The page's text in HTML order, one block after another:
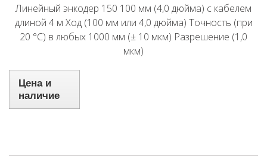
Линейный энкодер 150 100 мм (4,0 дюйма) с кабелем
длиной 4 м Ход (100 мм или 4,0 дюйма) Точность (при
20 °C) в любых 1000 мм (± 10 мкм) Разрешение (1,0
мкм)
Цена и
наличие